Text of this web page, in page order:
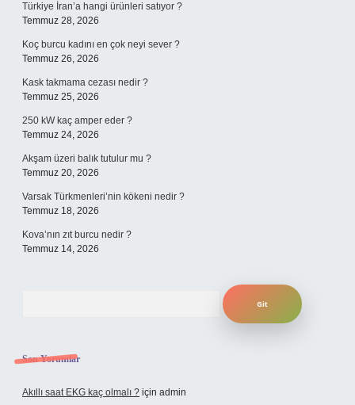
Türkiye İran’a hangi ürünleri satıyor ?
Temmuz 28, 2026
Koç burcu kadını en çok neyi sever ?
Temmuz 26, 2026
Kask takmama cezası nedir ?
Temmuz 25, 2026
250 kW kaç amper eder ?
Temmuz 24, 2026
Akşam üzeri balık tutulur mu ?
Temmuz 20, 2026
Varsak Türkmenleri’nin kökeni nedir ?
Temmuz 18, 2026
Kova’nın zıt burcu nedir ?
Temmuz 14, 2026
Son Yorumlar
Akıllı saat EKG kaç olmalı ? için admin